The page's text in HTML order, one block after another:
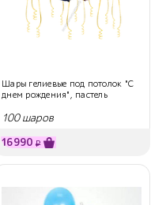
Шары гелиевые под потолок "С
днем рождения", пастель
100 шаров
16990 ₽